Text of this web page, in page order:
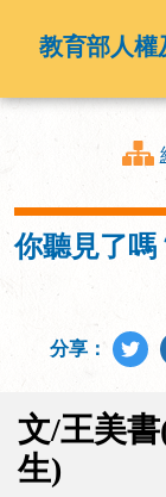
教育部人權
你聽見了嗎
分享：
文/王美
生)